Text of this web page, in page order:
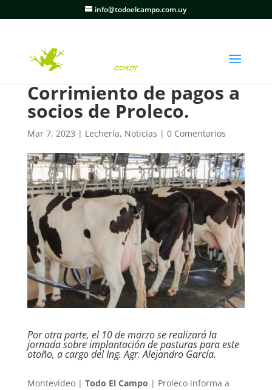
info@todoelcampo.com.uy
Corrimiento de pagos a
socios de Proleco.
Mar 7, 2023 | Lechería, Noticias | 0 Comentarios
Por otra parte, el 10 de marzo se realizará la
jornada sobre implantación de pasturas para este
otoño, a cargo del Ing. Agr. Alejandro García.
Montevideo | Todo El Campo | Proleco informa a